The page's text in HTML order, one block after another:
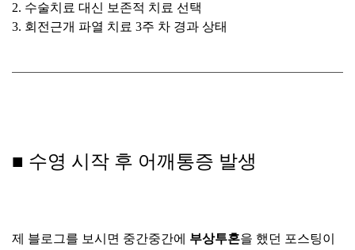
2. 수술치료 대신 보존적 치료 선택
3. 회전근개 파열 치료 3주 차 경과 상태
■ 수영 시작 후 어깨통증 발생
제 블로그를 보시면 중간중간에 부상투혼을 했던 포스팅이